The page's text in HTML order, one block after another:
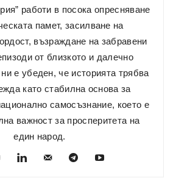
работи в посока опресняване
памет, засилване на
възраждане на забравени
от близкото и далечно
е убеден, че историята трябва
като стабилна основа за
самосъзнание, което е
важност за просперитета на
един народ.